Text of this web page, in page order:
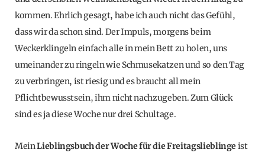
kommen. Ehrlich gesagt, habe ich auch nicht das Gefühl,
dass wir da schon sind. Der Impuls, morgens beim
Weckerklingeln einfach alle in mein Bett zu holen, uns
umeinander zu ringeln wie Schmusekatzen und so den Tag
zu verbringen, ist riesig und es braucht all mein
Pflichtbewusstsein, ihm nicht nachzugeben. Zum Glück
sind es ja diese Woche nur drei Schultage.
MeinLieblingsbuch der Woche für die Freitagslieblingeist